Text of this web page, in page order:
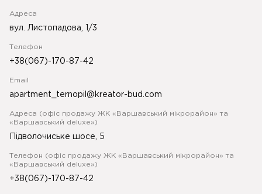
Адреса
вул. Листопадова, 1/3
Телефон
+38(067)-170-87-42
Email
apartment_ternopil@kreator-bud.com
Адреса (офіс продажу ЖК «Варшавський мікрорайон» та
«Варшавський deluxe»)
Підволочиське шосе, 5
Телефон (офіс продажу ЖК «Варшавський мікрорайон» та
«Варшавський deluxe»)
+38(067)-170-87-42